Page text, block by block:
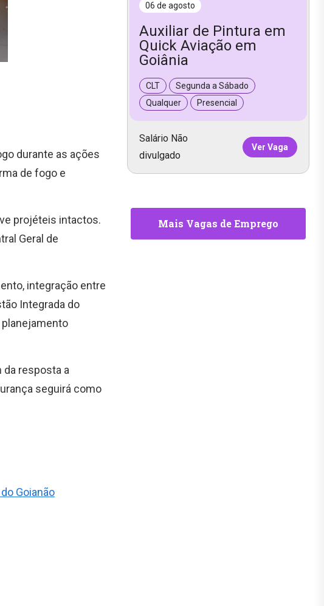
durante as ações
de fogo e
projéteis intactos.
Geral de
integração entre
Integrada do
da resposta a
seguirá como
Goianão
06 de agosto
Auxiliar de Pintura em
Quick Aviação em
Goiânia
CLT
Segunda a Sábado
Qualquer
Presencial
Salário Não
divulgado
Ver Vaga
Mais Vagas de Emprego